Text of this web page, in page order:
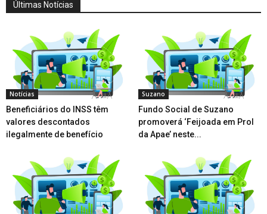
Últimas Notícias
Notícias
Beneficiários do INSS têm
valores descontados
ilegalmente de benefício
Suzano
Fundo Social de Suzano
promoverá ‘Feijoada em Prol
da Apae’ neste...